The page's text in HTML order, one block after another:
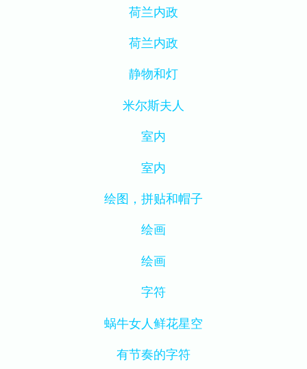
荷兰内政
荷兰内政
静物和灯
米尔斯夫人
室内
室内
绘图，拼贴和帽子
绘画
绘画
字符
蜗牛女人鲜花星空
有节奏的字符